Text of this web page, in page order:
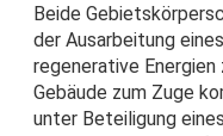
Beide
der Ausarbeitung
regenerative
Gebäude zum Zuge
unter Beteiligung